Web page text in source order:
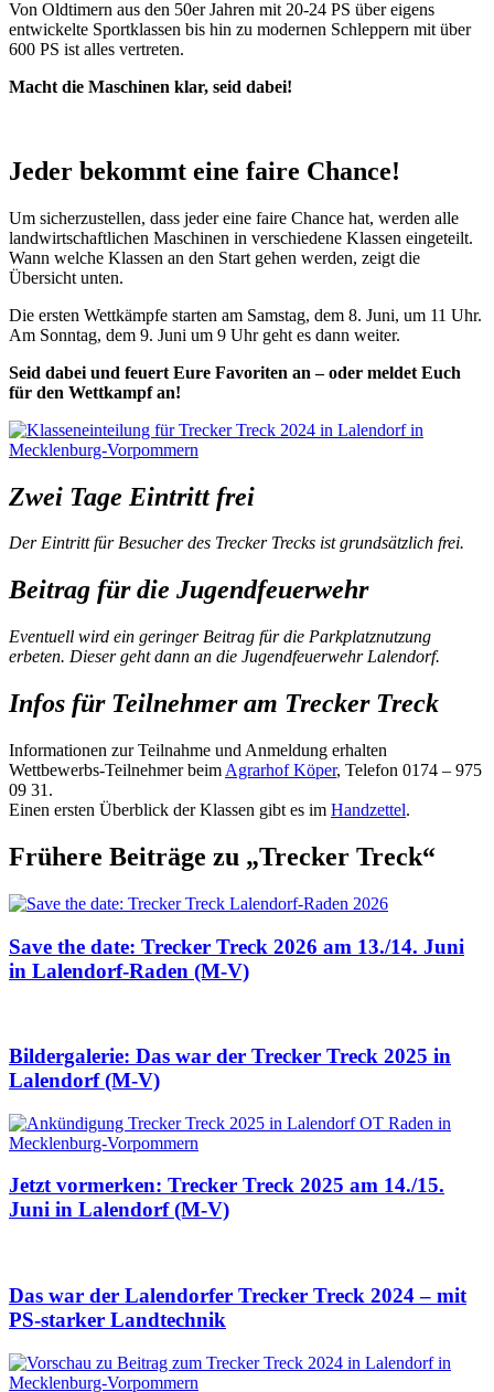
Von Oldtimern aus den 50er Jahren mit 20-24 PS über eigens
entwickelte Sportklassen bis hin zu modernen Schleppern mit über
600 PS ist alles vertreten.
Macht die Maschinen klar, seid dabei!
Jeder bekommt eine faire Chance!
Um sicherzustellen, dass jeder eine faire Chance hat, werden alle
landwirtschaftlichen Maschinen in verschiedene Klassen eingeteilt.
Wann welche Klassen an den Start gehen werden, zeigt die
Übersicht unten.
Die ersten Wettkämpfe starten am Samstag, dem 8. Juni, um 11 Uhr.
Am Sonntag, dem 9. Juni um 9 Uhr geht es dann weiter.
Seid dabei und feuert Eure Favoriten an – oder meldet Euch
für den Wettkampf an!
Zwei Tage Eintritt frei
Der Eintritt für Besucher des Trecker Trecks ist grundsätzlich frei.
Beitrag für die Jugendfeuerwehr
Eventuell wird ein geringer Beitrag für die Parkplatznutzung
erbeten. Dieser geht dann an die Jugendfeuerwehr Lalendorf.
Infos für Teilnehmer am Trecker Treck
Informationen zur Teilnahme und Anmeldung erhalten
Wettbewerbs-Teilnehmer beim Agrarhof Köper, Telefon 0174 – 975
09 31.
Einen ersten Überblick der Klassen gibt es im Handzettel.
Frühere Beiträge zu „Trecker Treck“
Save the date: Trecker Treck 2026 am 13./14. Juni
in Lalendorf-Raden (M-V)
Bildergalerie: Das war der Trecker Treck 2025 in
Lalendorf (M-V)
Jetzt vormerken: Trecker Treck 2025 am 14./15.
Juni in Lalendorf (M-V)
Das war der Lalendorfer Trecker Treck 2024 – mit
PS-starker Landtechnik